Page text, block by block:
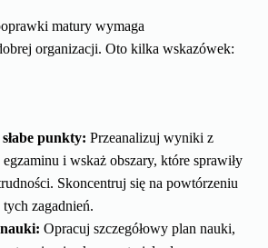
matury wymaga
organizacji. Oto kilka wskazówek:
punkty: Przeanalizuj wyniki z
i wskaż obszary, które sprawiły
Skoncentruj się na powtórzeniu
zagadnień.
Opracuj szczegółowy plan nauki,